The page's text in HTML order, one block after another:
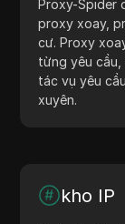
Proxy-Spider
proxy xoay,
cư. Proxy
từng yêu
tác vụ yêu
xuyên.
kho IP